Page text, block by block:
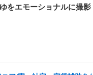
をエモーショナルに撮